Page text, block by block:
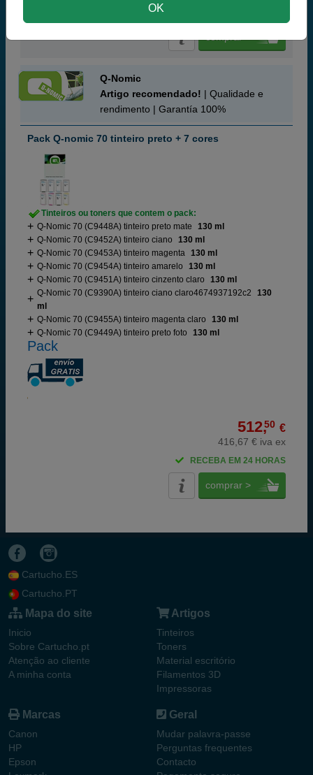
Q-Nomic
Artigo recomendado! | Qualidade e
rendimento | Garantía 100%
Pack Q-nomic 70 tinteiro preto + 7 cores
Tinteiros ou toners que contem o pack:
Q-Nomic 70 (C9448A) tinteiro preto mate
130 ml
Q-Nomic 70 (C9452A) tinteiro ciano
130 ml
Q-Nomic 70 (C9453A) tinteiro magenta 130 ml
Q-Nomic 70 (C9454A) tinteiro amarelo
130 ml
Q-Nomic 70 (C9451A) tinteiro cinzento claro
130 ml
Q-Nomic 70 (C9390A) tinteiro ciano claro4674937192c2
130
ml
Q-Nomic 70 (C9455A) tinteiro magenta claro
130 ml
Q-Nomic 70 (C9449A) tinteiro preto foto
130 ml
Pack
512,50 €
416,67 € iva ex
RECEBA EM 24 HORAS
comprar >
Cartucho.ES
Cartucho.PT
Mapa do site
Inicio
Sobre Cartucho.pt
Atenção ao cliente
A minha conta
Artigos
Tinteiros
Toners
Material escritório
Filamentos 3D
Impressoras
Marcas
Canon
HP
Epson
Geral
Mudar palavra-passe
Perguntas frequentes
Contacto
OK